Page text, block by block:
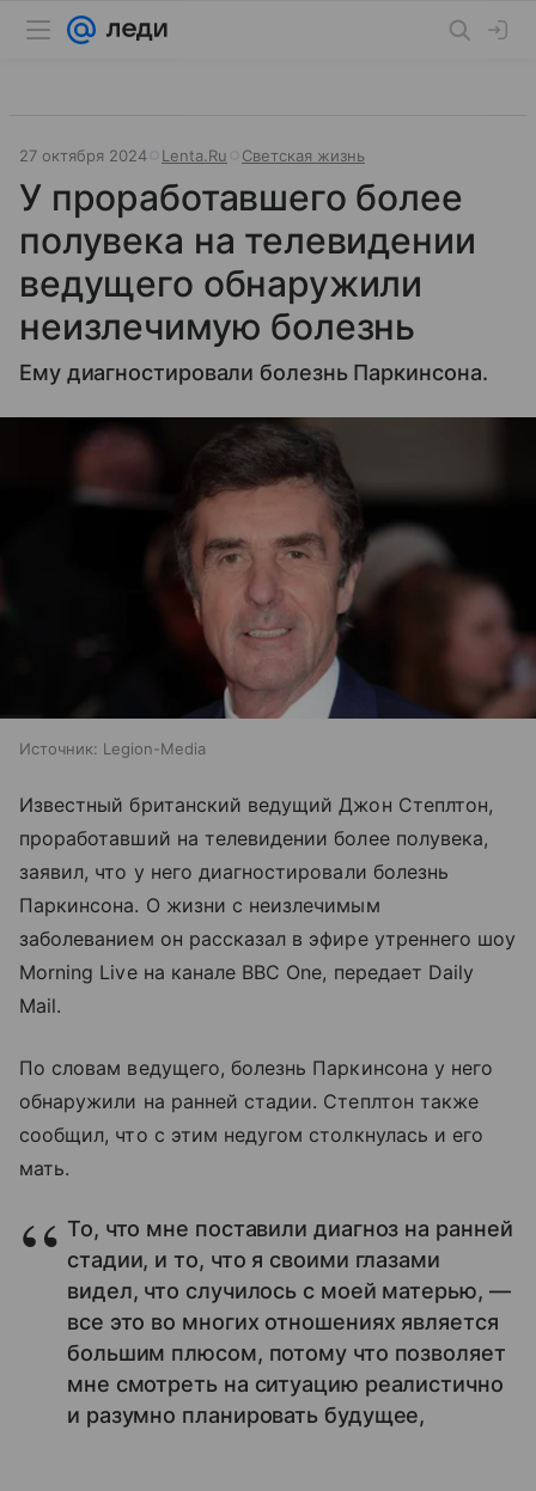
27 октября 2024 Lenta.Ru Светская жизнь
У проработавшего более
полувека на телевидении
ведущего обнаружили
неизлечимую болезнь
Ему диагностировали болезнь Паркинсона.
Источник: Legion-Media
Известный британский ведущий Джон Степлтон,
проработавший на телевидении более полувека,
заявил, что у него диагностировали болезнь
Паркинсона. О жизни с неизлечимым
заболеванием он рассказал в эфире утреннего шоу
Morning Live на канале BBC One, передает Daily
Mail.
По словам ведущего, болезнь Паркинсона у него
обнаружили на ранней стадии. Степлтон также
сообщил, что с этим недугом столкнулась и его
мать.
То, что мне поставили диагноз на ранней
стадии, и то, что я своими глазами
видел, что случилось с моей матерью, —
все это во многих отношениях является
большим плюсом, потому что позволяет
мне смотреть на ситуацию реалистично
и разумно планировать будущее,